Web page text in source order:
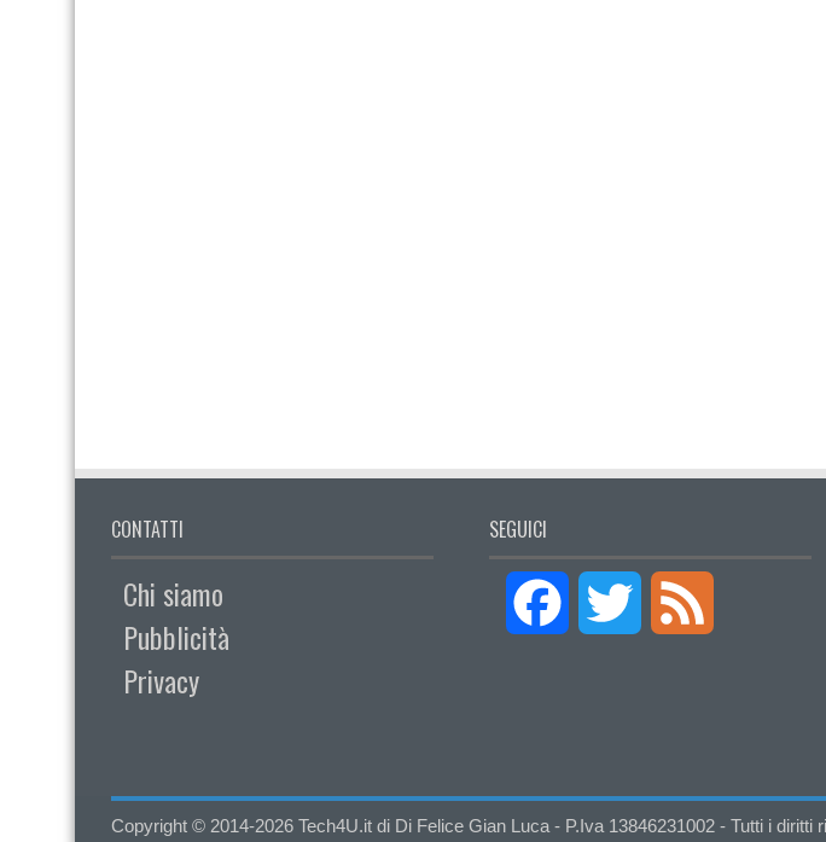
CONTATTI
Chi siamo
Pubblicità
Privacy
SEGUICI
Facebook Twitter
Copyright © 2014-2026 Tech4U.it di Di Felice Gian Luca - P.Iva 13846231002 - Tutti i diritti